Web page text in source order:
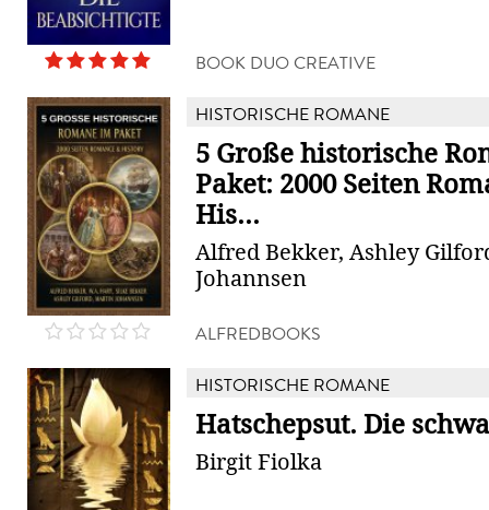
BOOK DUO CREATIVE
HISTORISCHE ROMANE
5 Große historische
Paket: 2000 Seiten
His...
Alfred Bekker, Ashley
Johannsen
ALFREDBOOKS
HISTORISCHE ROMANE
Hatschepsut. Die
Birgit Fiolka